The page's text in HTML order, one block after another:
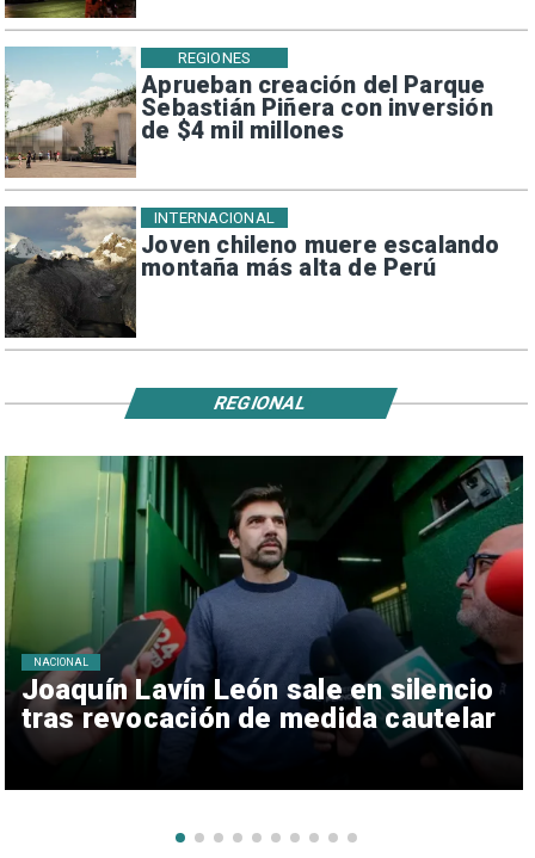
Aprueban creación del Parque
Sebastián Piñera con inversión
de $4 mil millones
REGIONES
Joven chileno muere escalando
montaña más alta de Perú
INTERNACIONAL
Joaquín Lavín León sale en silencio
tras revocación de medida cautelar
NACIONAL
REGIONAL